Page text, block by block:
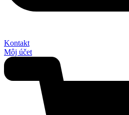
Kontakt
Môj účet